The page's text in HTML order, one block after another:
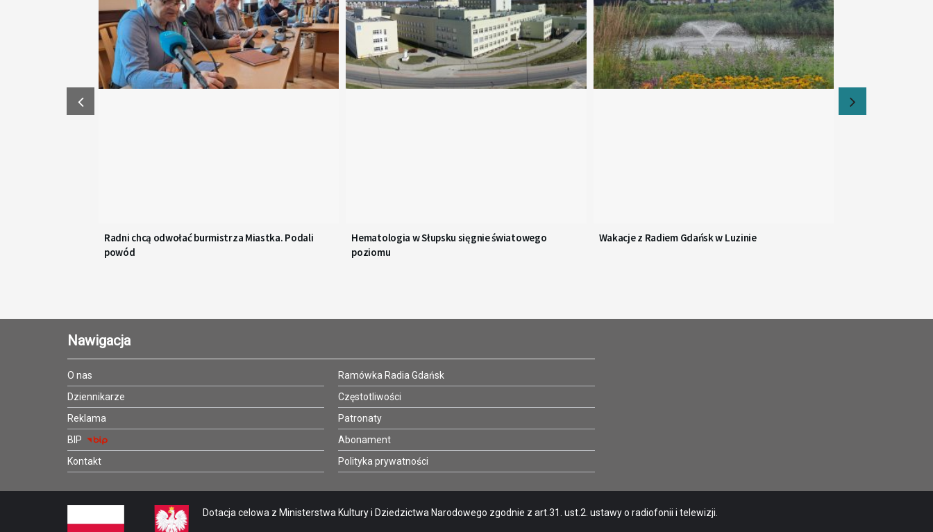
Radni chcą odwołać burmistrza Miastka. Podali
powód
Hematologia w Słupsku sięgnie światowego
poziomu
Wakacje z Radiem Gdańsk w Luzinie
Nawigacja
O nas
Dziennikarze
Reklama
BIP
Kontakt
Ramówka Radia Gdańsk
Częstotliwości
Patronaty
Abonament
Polityka prywatności
Dotacja celowa z Ministerstwa Kultury i Dziedzictwa Narodowego zgodnie z art.31. ust.2. ustawy o radiofonii i telewizji.